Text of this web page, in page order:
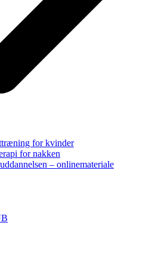
for kvinder
for nakken
– onlinemateriale